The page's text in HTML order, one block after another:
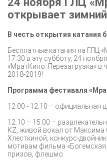
открывает
В честь открытия катания
Бесплатные катания на ГЛЦ
17:30 в эту субботу, 24
«МратКино: Перезагрузка» в
2018-2019!
Программа фестиваля
12:00 - 12:10 – официальная
12:10 – 15:00 –
KZ, живой вокал от Максима
Хлесткиной, конкурс-
мотивам фильма
призов, флешмо.